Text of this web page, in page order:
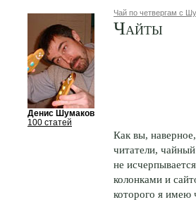
Денис Шумаков
100 статей
Чай по четвергам с
Чайты
Как вы,
читатели,
не
колонками и
которого я имею